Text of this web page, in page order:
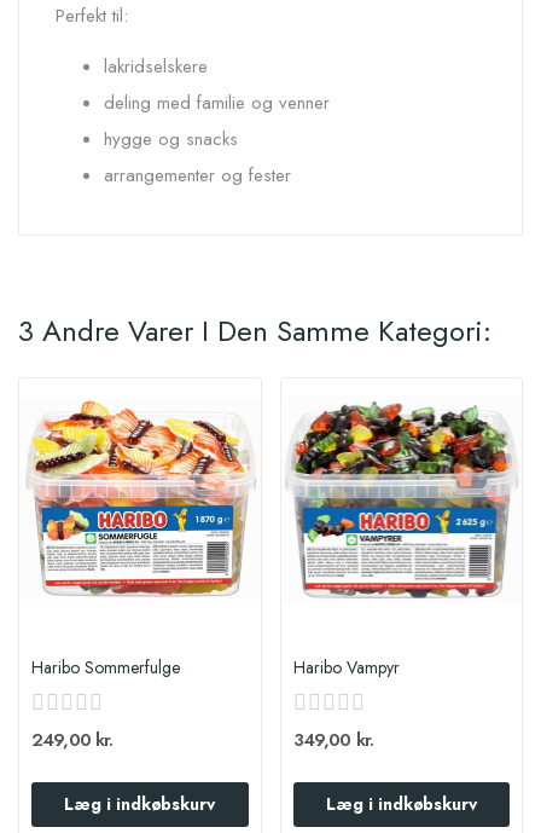
Perfekt til:
lakridselskere
deling med familie og venner
hygge og snacks
arrangementer og fester
3 Andre Varer I Den Samme Kategori:
Haribo Sommerfulge
249,00 kr.
Læg i indkøbskurv
Haribo Vampyr
349,00 kr.
Læg i indkøbskurv